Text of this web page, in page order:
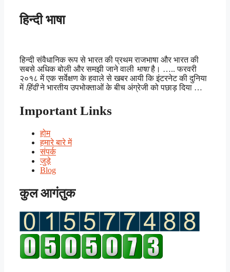
हिन्दी भाषा
हिन्दी संवैधानिक रूप से भारत की प्रथम राजभाषा और भारत की
सबसे अधिक बोली और समझी जाने वाली भाषाहै। ….. फरवरी
२०१८ में एक सर्वेक्षण के हवाले से खबर आयी कि इंटरनेट की दुनिया
में हिंदीने भारतीय उपभोक्ताओं के बीच अंग्रेजी को पछाड़ दिया …
Important Links
होम
हमारे बारे में
संपर्क
जुड़े
Blog
कुल आगंतुक